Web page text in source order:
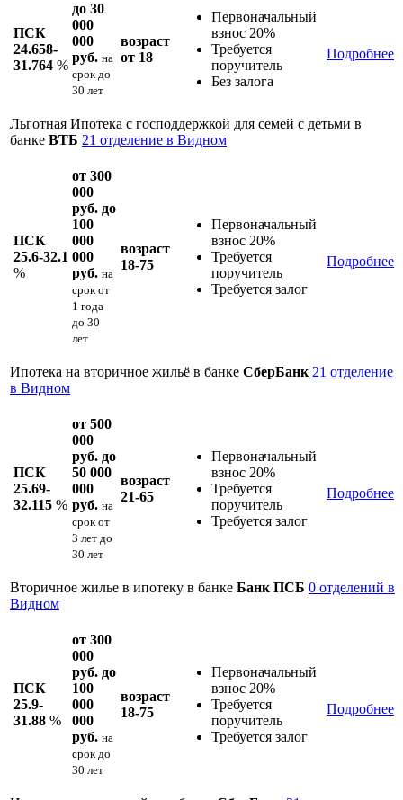
ПСК
24.658-
31.764 %
до 30
000
000
руб. на
срокдо
30 лет
возраст
от 18
Первоначальный
взнос 20%
Требуется
поручитель
Без залога
Подробнее
Льготная Ипотека с господдержкой для семей с детьми в
банке ВТБ 21 отделение в Видном
ПСК
25.6-32.1
%
от 300
000
руб. до
100
000
000
руб. на
срокот
1 года
до 30
лет
возраст
18-75
Первоначальный
взнос 20%
Требуется
поручитель
Требуется залог
Подробнее
Ипотека на вторичное жильё в банке СберБанк 21 отделение
в Видном
ПСК
25.69-
32.115 %
от 500
000
руб. до
50 000
000
руб. на
срокот
3 лет до
30 лет
возраст
21-65
Первоначальный
взнос 20%
Требуется
поручитель
Требуется залог
Подробнее
Вторичное жилье в ипотеку в банке Банк ПСБ 0 отделений в
Видном
ПСК
25.9-
31.88 %
от 300
000
руб. до
100
000
000
руб. на
срокдо
30 лет
возраст
18-75
Первоначальный
взнос 20%
Требуется
поручитель
Требуется залог
Подробнее